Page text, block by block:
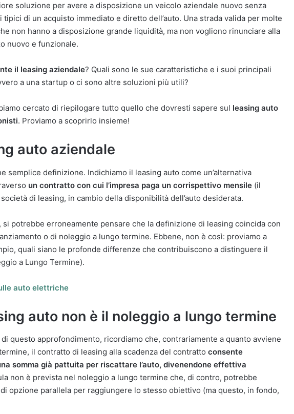
soluzione per avere a disposizione un veicolo aziendale nuovo senza
di un acquisto immediato e diretto dell’auto. Una strada valida per molte
non hanno a disposizione grande liquidità, ma non vogliono rinunciare alla
nuovo e funzionale.
il leasing aziendale? Quali sono le sue caratteristiche e i suoi principali
a una startup o ci sono altre soluzioni più utili?
cercato di riepilogare tutto quello che dovresti sapere sul leasing auto
. Proviamo a scoprirlo insieme!
auto aziendale
semplice definizione. Indichiamo il leasing auto come un’alternativa
un contratto con cui l’impresa paga un corrispettivo mensile (il
di leasing, in cambio della disponibilità dell’auto desiderata.
potrebbe erroneamente pensare che la definizione di leasing coincida con
o di noleggio a lungo termine. Ebbene, non è così: proviamo a
quali siano le profonde differenze che contribuiscono a distinguere il
a Lungo Termine).
auto elettriche
auto non è il noleggio a lungo termine
questo approfondimento, ricordiamo che, contrariamente a quanto avviene
il contratto di leasing alla scadenza del contratto consente
somma già pattuita per riscattare l’auto, divenendone effettiva
non è prevista nel noleggio a lungo termine che, di contro, potrebbe
opzione parallela per raggiungere lo stesso obiettivo (ma questo, in fondo,